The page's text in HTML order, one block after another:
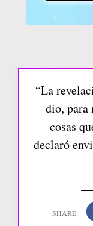
“La
dio, para
cosas
declaró